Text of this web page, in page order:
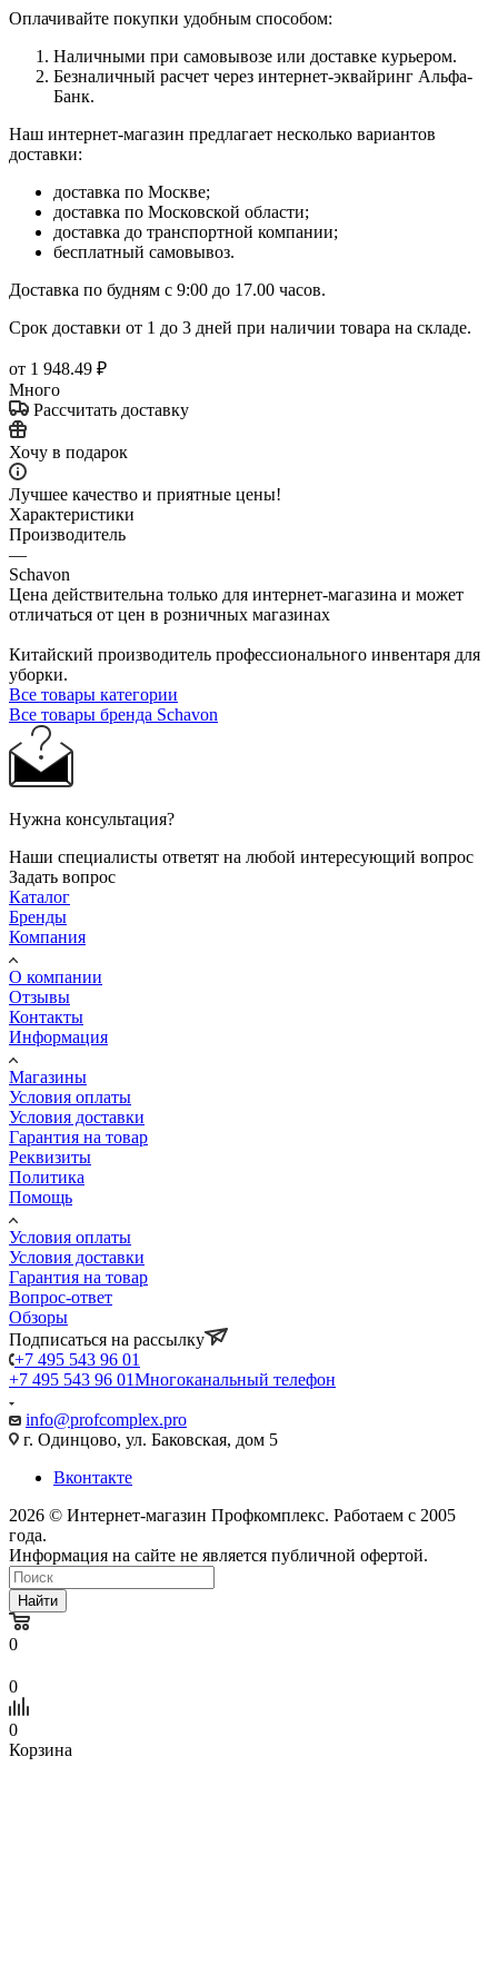
Оплачивайте покупки удобным способом:
Наличными при самовывозе или доставке курьером.
Безналичный расчет через интернет-эквайринг Альфа-
Банк.
Наш интернет-магазин предлагает несколько вариантов
доставки:
доставка по Москве;
доставка по Московской области;
доставка до транспортной компании;
бесплатный самовывоз.
Доставка по будням с 9:00 до 17.00 часов.
Срок доставки от 1 до 3 дней при наличии товара на складе.
от 1 948.49 ₽
Много
Рассчитать доставку
Хочу в подарок
Лучшее качество и приятные цены!
Характеристики
Производитель
—
Schavon
Цена действительна только для интернет-магазина и может
отличаться от цен в розничных магазинах
Китайский производитель профессионального инвентаря для
уборки.
Все товары категории
Все товары бренда Schavon
Нужна консультация?
Наши специалисты ответят на любой интересующий вопрос
Задать вопрос
Каталог
Бренды
Компания
О компании
Отзывы
Контакты
Информация
Магазины
Условия оплаты
Условия доставки
Гарантия на товар
Реквизиты
Политика
Помощь
Условия оплаты
Условия доставки
Гарантия на товар
Вопрос-ответ
Обзоры
Подписаться на рассылку
+7 495 543 96 01
+7 495 543 96 01Многоканальный телефон
info@profcomplex.pro
г. Одинцово, ул. Баковская, дом 5
Вконтакте
2026 © Интернет-магазин Профкомплекс. Работаем с 2005
года.
Информация на сайте не является публичной офертой.
Найти
0
0
0
Корзина